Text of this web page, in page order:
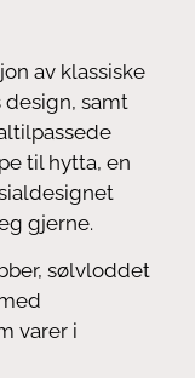
av klassiske
design, samt
til hytta, en
gjerne.
sølvloddet
varer i